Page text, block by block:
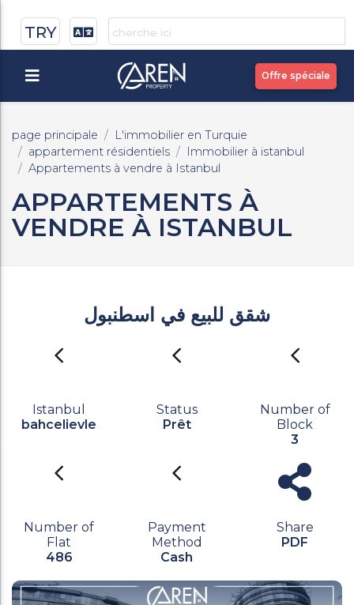
TRY
Offre spéciale
page principale
L'immobilier en Turquie
appartement résidentiels
Immobilier à istanbul
Appartements à vendre à Istanbul
APPARTEMENTS À
VENDRE À ISTANBUL
شقق للبيع في اسطنبول
Istanbul
bahcelievle
Status
Prêt
Number of
Block
3
Number of
Flat
486
Payment
Method
Cash
Share
PDF